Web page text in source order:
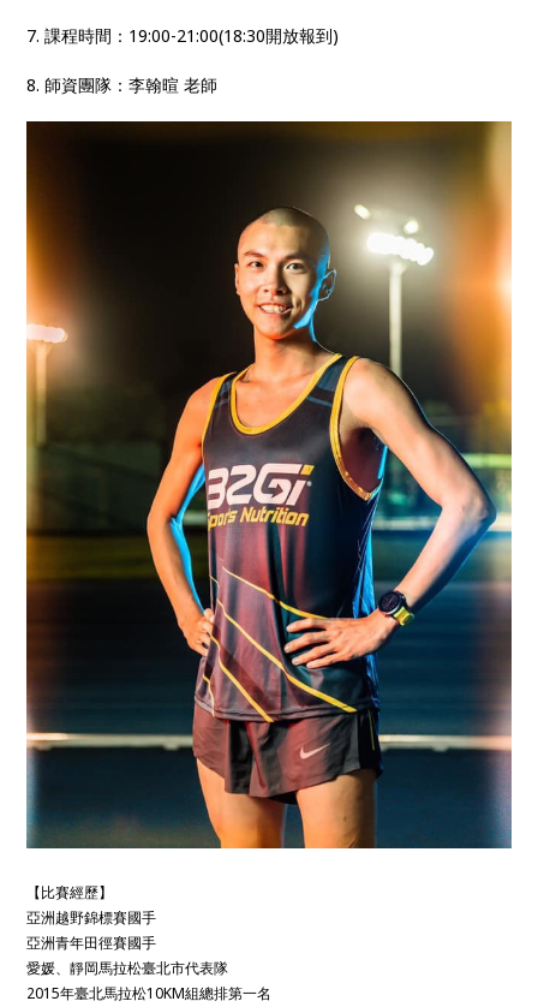
7. 課程時間：19:00-21:00(18:30開放報到)
8. 師資團隊：李翰暄 老師
【比賽經歷】
亞洲越野錦標賽國手
亞洲青年田徑賽國手
愛媛、靜岡馬拉松臺北市代表隊
2015年臺北馬拉松10KM組總排第一名